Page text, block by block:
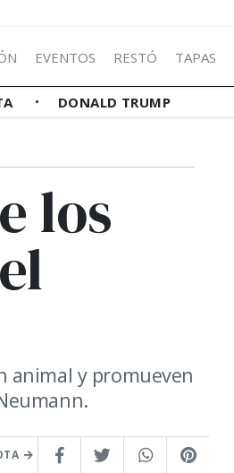
EVENTOS RESTÓ TAPAS
DONALD TRUMP
los
animal y promueven